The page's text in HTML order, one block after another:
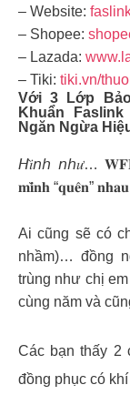
– Website:
– Shopee:
– Lazada:
– Tiki: tiki.vn/
Với 3 Lớp
Khuẩn
Ngăn Ngừa
𝘏𝑖̀𝘯𝘩 𝘯𝘩𝑢̛… 𝐖𝐅𝐇
𝐦𝐢̀𝐧𝐡 “𝐪𝐮𝐞̂𝐧”
Ai cũng sẽ có
nhầm)… đồng
trùng như chị
cùng năm và
Các bạn thấy 2
đồng phục có